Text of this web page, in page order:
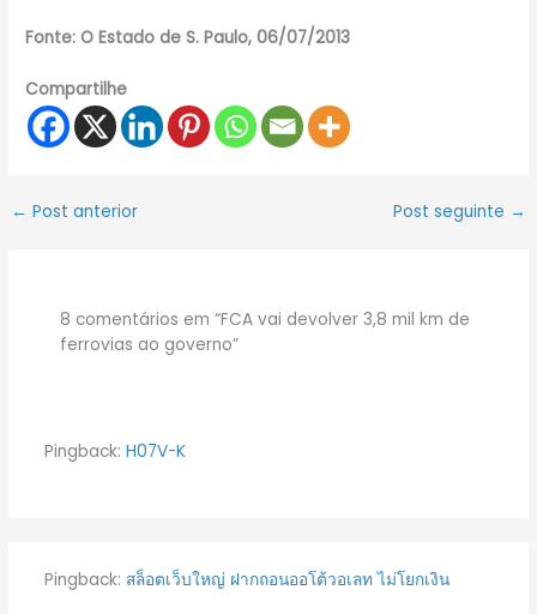
Fonte: O Estado de S. Paulo, 06/07/2013
Compartilhe
← Post anterior Post seguinte →
8 comentários em “FCA vai devolver 3,8 mil km de
ferrovias ao governo”
Pingback: H07V-K
Pingback: สล็อตเว็บใหญ่ ฝากถอนออโต้วอเลท ไม่โยกเงิน